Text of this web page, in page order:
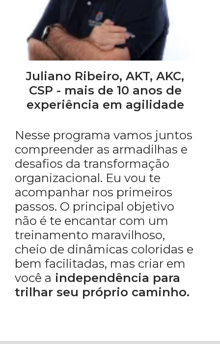
Juliano Ribeiro, AKT, AKC,
CSP - mais de 10 anos de
experiência em agilidade
Nesse programa vamos juntos
compreender as armadilhas e
desafios da transformação
organizacional. Eu vou te
acompanhar nos primeiros
passos. O principal objetivo
não é te encantar com um
treinamento maravilhoso,
cheio de dinâmicas coloridas e
bem facilitadas, mas criar em
você a independência para
trilhar seu próprio caminho.